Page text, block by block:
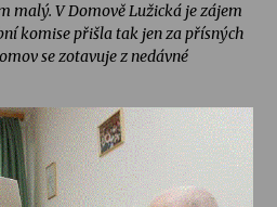
malý. V Domově Lužická je zájem
komise přišla tak jen za přísných
se zotavuje z nedávné